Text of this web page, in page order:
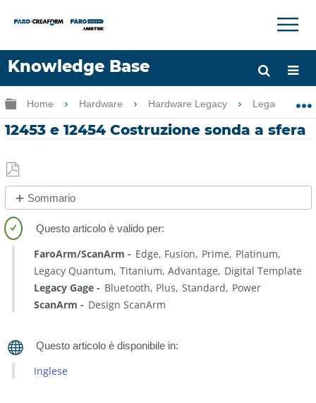
Knowledge Base
Lingua
Chiedere aiuto Accesso
×
Ingrandisci/riduci gerarchia globale
Home Hardware Hardware Legacy Legacy USB
12453 e 12454 Costruzione sonda a sfera
Salva
come
PDF
Sommario
No
intestazioni
FaroArm/ScanArm Edge Fusion Prime Platinum
Legacy Quantum Titanium Advantage Digital Template
Legacy Gage
Bluetooth Plus Standard Power
ScanArm
Design ScanArm
Inglese